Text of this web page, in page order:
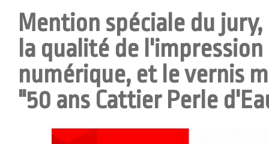
Mention spéciale du
la qualité de
numérique, et le vernis
"50 ans Cattier Perle